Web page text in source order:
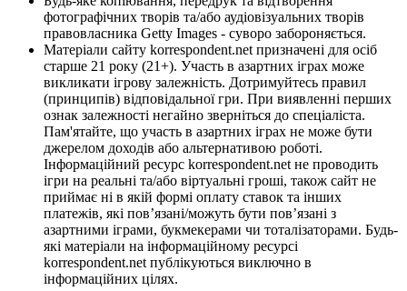
фотографічних творів та/або аудіовізуальних творів
правовласника Getty Images - суворо забороняється.
Матеріали сайту korrespondent.net призначені для осіб
старше 21 року (21+). Участь в азартних іграх може
викликати ігрову залежність. Дотримуйтесь правил
(принципів) відповідальної гри. При виявленні перших
ознак залежності негайно зверніться до спеціаліста.
Пам'ятайте, що участь в азартних іграх не може бути
джерелом доходів або альтернативою роботі.
Інформаційний ресурс korrespondent.net не проводить
ігри на реальні та/або віртуальні гроші, також сайт не
приймає ні в якій формі оплату ставок та інших
платежів, які пов’язані/можуть бути пов’язані з
азартними іграми, букмекерами чи тоталізаторами. Будь-
які матеріали на інформаційному ресурсі
korrespondent.net публікуються виключно в
інформаційних цілях.